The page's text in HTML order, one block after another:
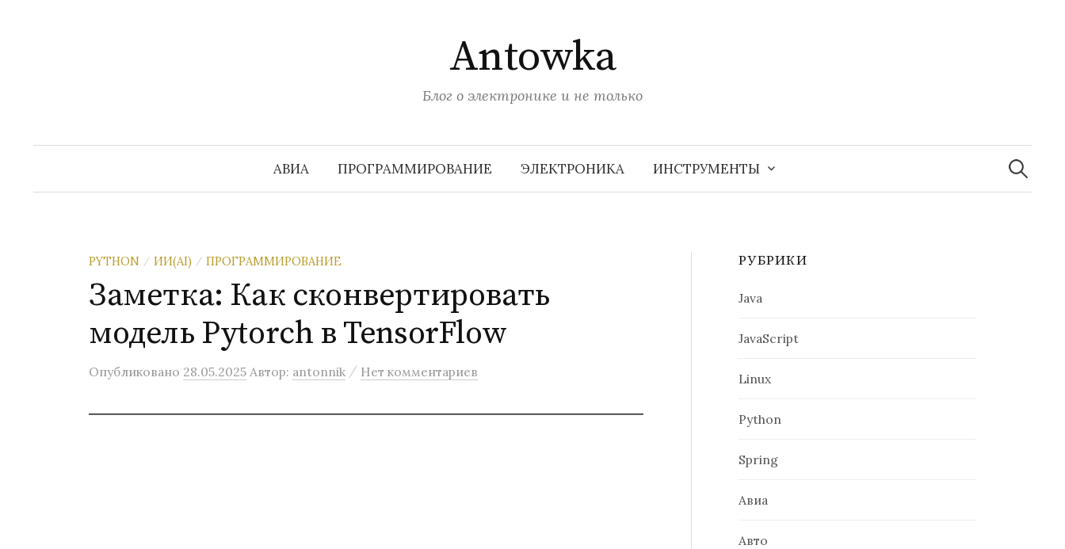
Antowka
Блог о электронике и не только
АВИА ПРОГРАММИРОВАНИЕ ЭЛЕКТРОНИКА ИНСТРУМЕНТЫ
Найти:
PYTHON / ИИ(AI) / ПРОГРАММИРОВАНИЕ
Заметка: Как сконвертировать
модель Pytorch в TensorFlow
Опубликовано 28.05.2025 Автор: antonnik / Нет комментариев
РУБРИКИ
Java
JavaScript
Linux
Python
Spring
Авиа
Авто